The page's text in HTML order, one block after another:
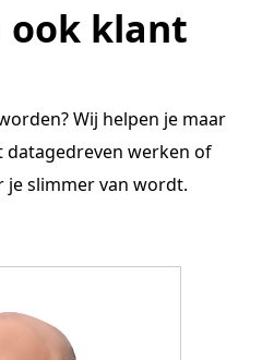
ook klant
Wij helpen je maar
werken of
je slimmer van wordt.